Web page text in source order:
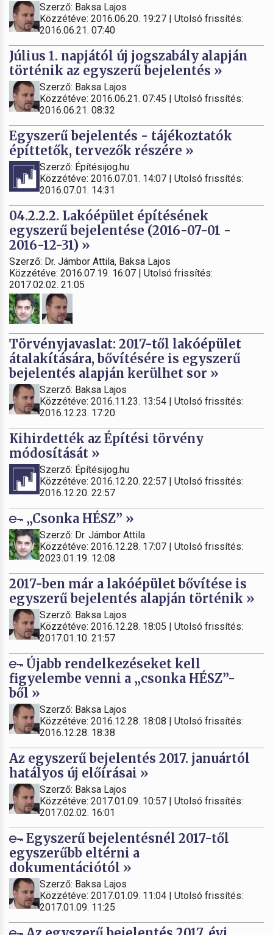
Szerző: Baksa Lajos
Közzétéve: 2016.06.20. 19:27 | Utolsó frissítés:
2016.06.21. 07:40
Július 1. napjától új jogszabály alapján
történik az egyszerű bejelentés »
Szerző: Baksa Lajos
Közzétéve: 2016.06.21. 07:45 | Utolsó frissítés:
2016.06.21. 08:32
Egyszerű bejelentés - tájékoztatók
építtetők, tervezők részére »
Szerző: Építésijog.hu
Közzétéve: 2016.07.01. 14:07 | Utolsó frissítés:
2016.07.01. 14:31
04.2.2.2. Lakóépület építésének
egyszerű bejelentése (2016-07-01 -
2016-12-31) »
Szerző: Dr. Jámbor Attila, Baksa Lajos
Közzétéve: 2016.07.19. 16:07 | Utolsó frissítés:
2017.02.02. 21:05
Törvényjavaslat: 2017-től lakóépület
átalakítására, bővítésére is egyszerű
bejelentés alapján kerülhet sor »
Szerző: Baksa Lajos
Közzétéve: 2016.11.23. 13:54 | Utolsó frissítés:
2016.12.23. 17:20
Kihirdették az Építési törvény
módosítását »
Szerző: Építésijog.hu
Közzétéve: 2016.12.20. 22:57 | Utolsó frissítés:
2016.12.20. 22:57
„Csonka HÉSZ” »
Szerző: Dr. Jámbor Attila
Közzétéve: 2016.12.28. 17:07 | Utolsó frissítés:
2023.01.19. 12:08
2017-ben már a lakóépület bővítése is
egyszerű bejelentés alapján történik »
Szerző: Baksa Lajos
Közzétéve: 2016.12.28. 18:05 | Utolsó frissítés:
2017.01.10. 21:57
Újabb rendelkezéseket kell
figyelembe venni a „csonka HÉSZ”-
ből »
Szerző: Baksa Lajos
Közzétéve: 2016.12.28. 18:08 | Utolsó frissítés:
2016.12.28. 18:38
Az egyszerű bejelentés 2017. januártól
hatályos új előírásai »
Szerző: Baksa Lajos
Közzétéve: 2017.01.09. 10:57 | Utolsó frissítés:
2017.02.02. 16:01
Egyszerű bejelentésnél 2017-től
egyszerűbb eltérni a
dokumentációtól »
Szerző: Baksa Lajos
Közzétéve: 2017.01.09. 11:04 | Utolsó frissítés:
2017.01.09. 11:25